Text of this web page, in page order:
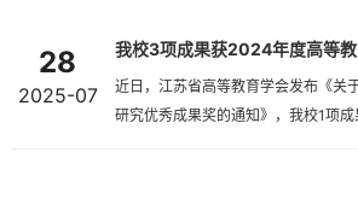
28
2025-07
我校3项成果获2024年度高等
近日，江苏省高等教育学会发布《关
研究优秀成果奖的通知》，我校1项成